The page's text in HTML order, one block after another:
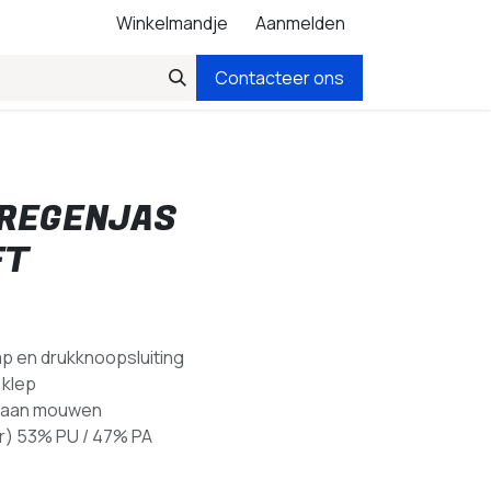
Winkelmandje Aanmelden
Contacteer ons
en drukknoopsluiting
mouwen
53% PU / 47% PA